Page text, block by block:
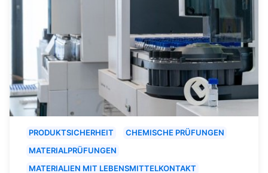
PRODUKTSICHERHEIT
CHEMISCHE PRÜFUNGEN
MATERIALPRÜFUNGEN
MATERIALIEN MIT LEBENSMITTELKONTAKT